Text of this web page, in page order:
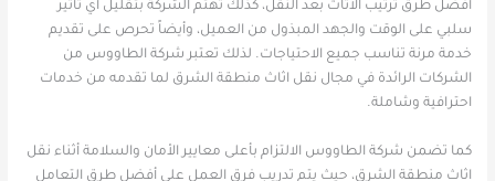
أفضل طرق ترتيب الأثاث بعد النقل، كذلك تهتم الشركة بتقليل أي تأثير
سلبي على الوقت والجهد المبذول من العميل، وأيضاً تحرص على تقديم
خدمة مرنة تناسب جميع الاحتياجات. لذلك تعتبر شركة الطاووس من
الشركات الرائدة في مجال نقل اثاث منطقة الشرق لما تقدمه من خدمات
احترافية وشاملة.
كما تضمن شركة الطاووس الالتزام بأعلى معايير الأمان والسلامة أثناء نقل
اثاث منطقة الشرق، حيث يتم تدريب فرق العمل على أفضل طرق التعامل